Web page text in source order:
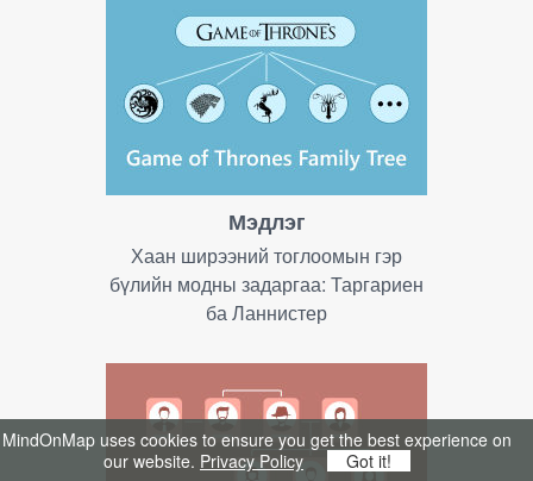
Мэдлэг
Хаан ширээний тоглоомын гэр
бүлийн модны задаргаа: Таргариен
ба Ланнистер
MindOnMap uses cookies to ensure you get the best experience on
our website. Privacy Policy Got it!